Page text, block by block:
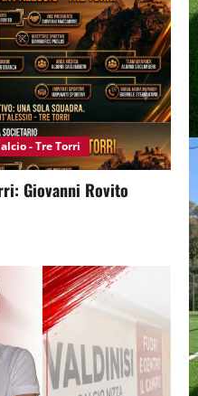
- Tre Torri
Giovanni Rovito